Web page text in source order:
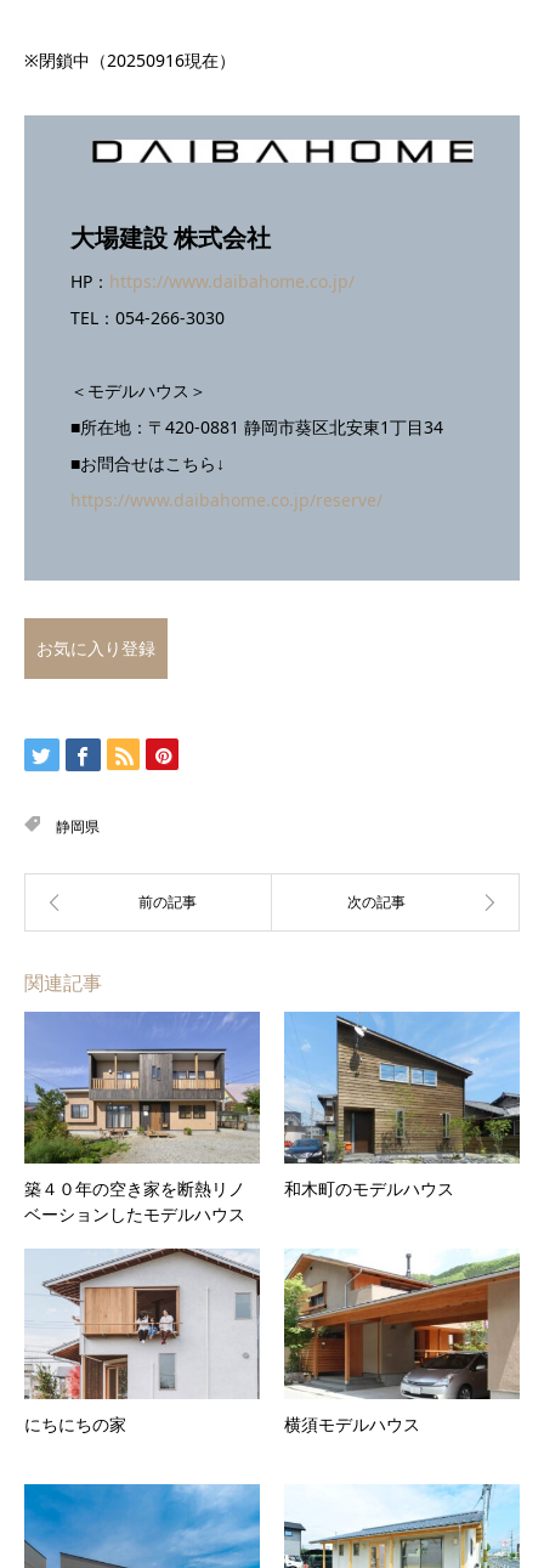
※閉鎖中（20250916現在）
大場建設 株式会社
HP： https://www.daibahome.co.jp/
TEL：054-266-3030
＜モデルハウス＞
■所在地：〒420-0881 静岡市葵区北安東1丁目34
■お問合せはこちら↓
https://www.daibahome.co.jp/reserve/
お気に入り登録
静岡県
関連記事
築４０年の空き家を断熱リノ
ベーションしたモデルハウス
和木町のモデルハウス
にちにちの家 横須モデルハウス